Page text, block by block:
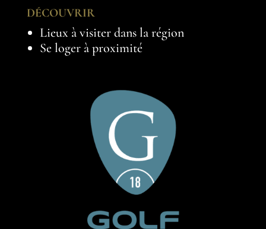
DÉCOUVRIR
Lieux à visiter dans la région
Se loger à proximité